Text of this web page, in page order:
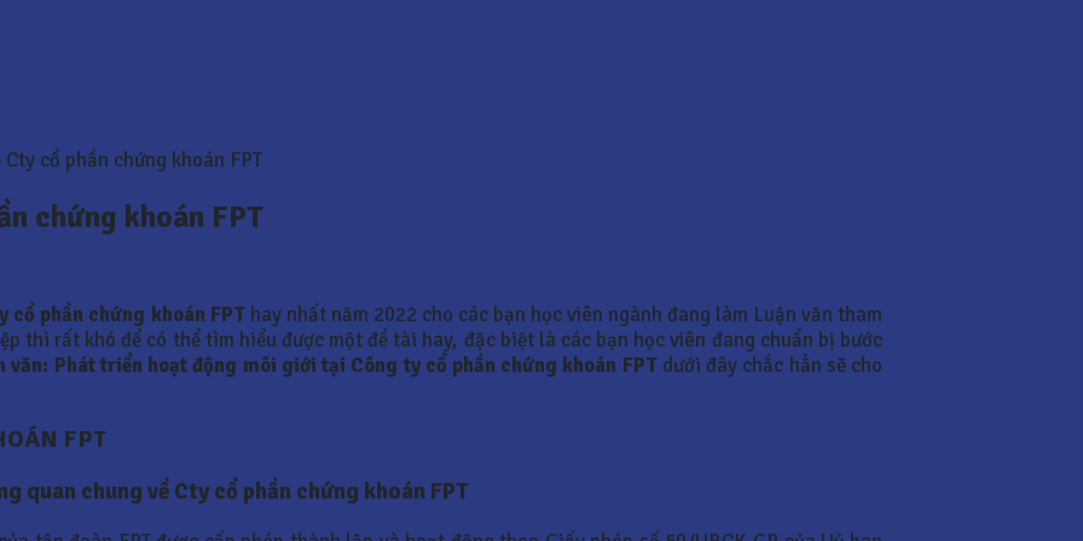
cổ phần chứng khoán FPT
chứng khoán FPT
cổ phần chứng khoán FPT hay nhất năm 2022 cho các bạn học viên ngành đang làm Luận văn tham
thì rất khó để có thể tìm hiểu được một đề tài hay, đặc biệt là các bạn học viên đang chuẩn bị bước
văn: Phát triển hoạt động môi giới tại Công ty cổ phần chứng khoán FPT dưới đây chắc hẳn sẽ cho
FPT
quan chung về Cty cổ phần chứng khoán FPT